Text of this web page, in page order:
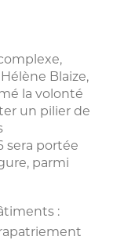
Blaize,
la volonté
un pilier de
sera portée
parmi
: